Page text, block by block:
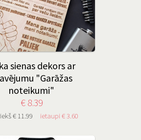
sienas dekors ar
"Garāžas
noteikumi"
€ 8.39
€ 11.99 ietaupi € 3.60